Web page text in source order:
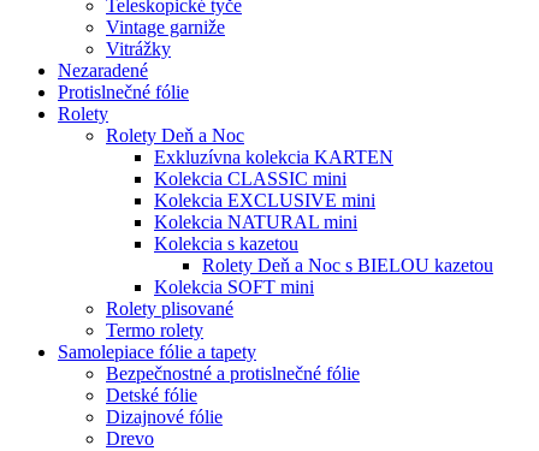
Teleskopické tyče
Vintage garniže
Vitrážky
Nezaradené
Protislnečné fólie
Rolety
Rolety Deň a Noc
Exkluzívna kolekcia KARTEN
Kolekcia CLASSIC mini
Kolekcia EXCLUSIVE mini
Kolekcia NATURAL mini
Kolekcia s kazetou
Rolety Deň a Noc s BIELOU kazetou
Kolekcia SOFT mini
Rolety plisované
Termo rolety
Samolepiace fólie a tapety
Bezpečnostné a protislnečné fólie
Detské fólie
Dizajnové fólie
Drevo